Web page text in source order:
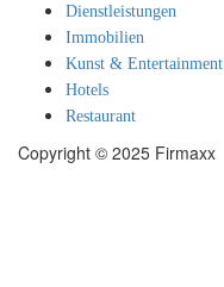
Dienstleistungen
Immobilien
Kunst & Entertainment
Hotels
Restaurant
Copyright © 2025 Firmaxx